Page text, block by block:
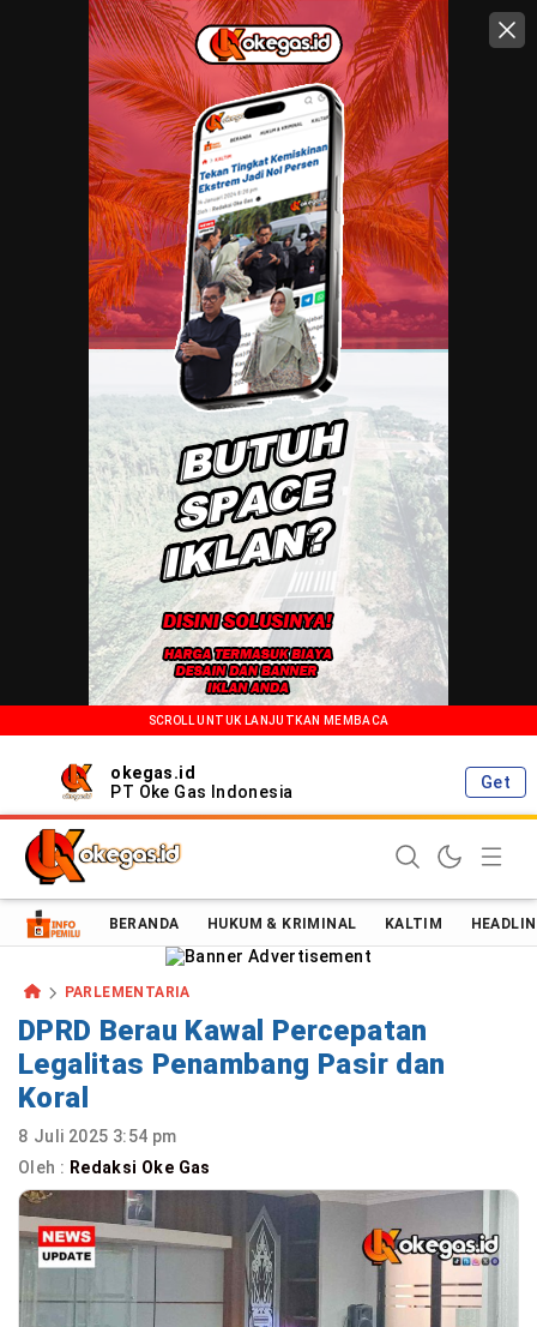
SCROLL UNTUK LANJUTKAN MEMBACA
okegas.id
PT Oke Gas Indonesia
Get
Oke Gas Indonesia | Energi Positif Informasi Terkini!
BERANDA HUKUM & KRIMINAL KALTIM
PARLEMENTARIA
DPRD Berau Kawal Percepatan
Legalitas Penambang Pasir dan
Koral
8 Juli 2025 3:54 pm
Oleh : Redaksi Oke Gas